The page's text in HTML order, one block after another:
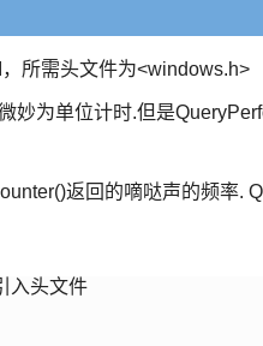
所需头文件为<windows.h>
妙为单位计时.但是
返回的嘀哒声的频率.
头文件